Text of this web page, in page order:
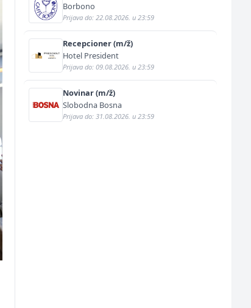
Borbono
Prijava do: 22.08.2026. u 23:59
Recepcioner (m/ž)
Hotel President
Prijava do: 09.08.2026. u 23:59
Novinar (m/ž)
Slobodna Bosna
Prijava do: 31.08.2026. u 23:59